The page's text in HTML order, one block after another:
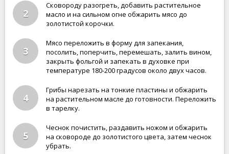
2
Сковороду разогреть, добавить растительное
масло и на сильном огне обжарить мясо до
золотистой корочки.
3
Мясо переложить в форму для запекания,
посолить, поперчить, перемешать, залить вином,
закрыть фольгой и запекать в духовке при
температуре 180-200 градусов около двух часов.
4
Грибы нарезать на тонкие пластины и обжарить
на растительном масле до готовности. Переложить
в тарелку.
5
Чеснок почистить, раздавить ножом и обжарить
на сковороде до золотистого цвета, затем чеснок
убрать.